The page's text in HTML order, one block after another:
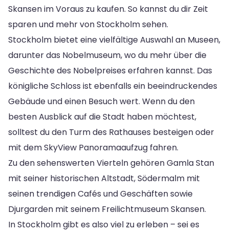
Skansen im Voraus zu kaufen. So kannst du dir Zeit
sparen und mehr von Stockholm sehen.
Stockholm bietet eine vielfältige Auswahl an Museen,
darunter das Nobelmuseum, wo du mehr über die
Geschichte des Nobelpreises erfahren kannst. Das
königliche Schloss ist ebenfalls ein beeindruckendes
Gebäude und einen Besuch wert. Wenn du den
besten Ausblick auf die Stadt haben möchtest,
solltest du den Turm des Rathauses besteigen oder
mit dem SkyView Panoramaaufzug fahren.
Zu den sehenswerten Vierteln gehören Gamla Stan
mit seiner historischen Altstadt, Södermalm mit
seinen trendigen Cafés und Geschäften sowie
Djurgarden mit seinem Freilichtmuseum Skansen.
In Stockholm gibt es also viel zu erleben – sei es